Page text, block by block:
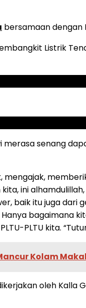
bersamaan dengan
Listrik
senang
mengajak,
kita, ini
baik itu juga dari
bagaimana
PLTU kita.
Kolam
oleh Kalla